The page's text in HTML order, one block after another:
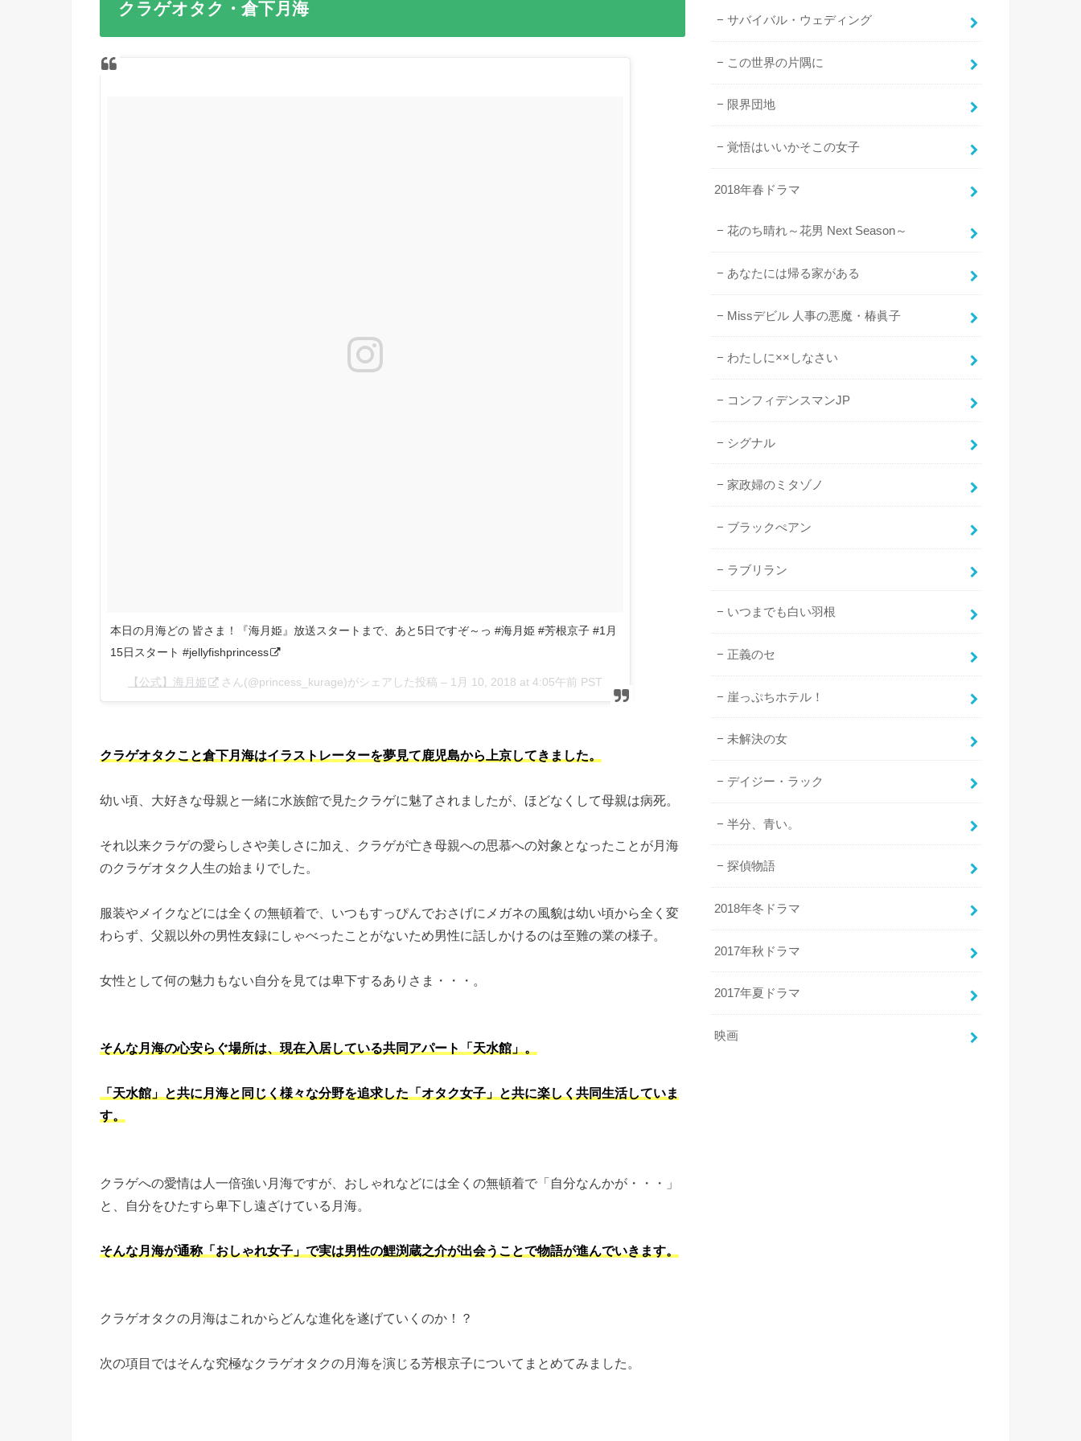
クラゲオタク・倉下月海
本日の月海どの 皆さま！『海月姫』放送スタートまで、あと5日ですぞ～っ #海月姫 #芳根京子 #1月
15日スタート #jellyfishprincess
【公式】海月姫 さん(@princess_kurage)がシェアした投稿 – 1月 10, 2018 at 4:05午前 PST
クラゲオタクこと倉下月海はイラストレーターを夢見て鹿児島から上京してきました。
幼い頃、大好きな母親と一緒に水族館で見たクラゲに魅了されましたが、ほどなくして母親は病死。
それ以来クラゲの愛らしさや美しさに加え、クラゲが亡き母親への思慕への対象となったことが月海
のクラゲオタク人生の始まりでした。
服装やメイクなどには全くの無頓着で、いつもすっぴんでおさげにメガネの風貌は幼い頃から全く変
わらず、父親以外の男性友録にしゃべったことがないため男性に話しかけるのは至難の業の様子。
女性として何の魅力もない自分を見ては卑下するありさま・・・。
そんな月海の心安らぐ場所は、現在入居している共同アパート「天水館」。
「天水館」と共に月海と同じく様々な分野を追求した「オタク女子」と共に楽しく共同生活していま
す。
クラゲへの愛情は人一倍強い月海ですが、おしゃれなどには全くの無頓着で「自分なんかが・・・」
と、自分をひたすら卑下し遠ざけている月海。
そんな月海が通称「おしゃれ女子」で実は男性の鯉渕蔵之介が出会うことで物語が進んでいきます。
クラゲオタクの月海はこれからどんな進化を遂げていくのか！？
次の項目ではそんな究極なクラゲオタクの月海を演じる芳根京子についてまとめてみました。
サバイバル・ウェディング
この世界の片隅に
限界団地
覚悟はいいかそこの女子
2018年春ドラマ
花のち晴れ～花男 Next Season～
あなたには帰る家がある
Missデビル 人事の悪魔・椿眞子
わたしに××しなさい
コンフィデンスマンJP
シグナル
家政婦のミタゾノ
ブラックぺアン
ラブリラン
いつまでも白い羽根
正義のセ
崖っぷちホテル！
未解決の女
デイジー・ラック
半分、青い。
探偵物語
2018年冬ドラマ
2017年秋ドラマ
2017年夏ドラマ
映画